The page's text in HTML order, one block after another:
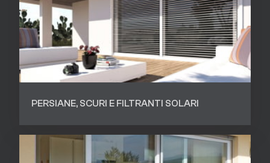
PERSIANE, SCURI E FILTRANTI SOLARI